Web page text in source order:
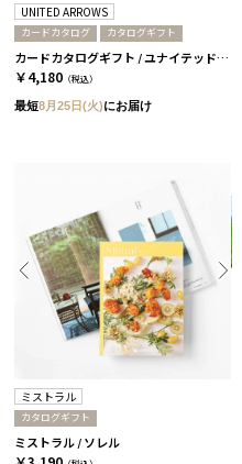
UNITED ARROWS
カードカタログ カタログギフト
カードカタログギフト / ユナイテッドアローズ ザ ギフト リスト / TP-CARD
￥4,180 （税込）
最短8月25日(火)にお届け
ミストラル
カタログギフト
ミストラル / ソレル